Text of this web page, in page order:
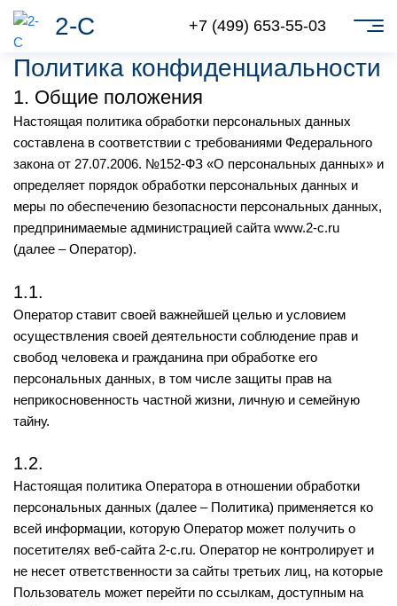
2-С +7 (499) 653-55-03
Политика конфиденциальности
1. Общие положения
Настоящая политика обработки персональных данных
составлена в соответствии с требованиями Федерального
закона от 27.07.2006. №152-ФЗ «О персональных данных» и
определяет порядок обработки персональных данных и
меры по обеспечению безопасности персональных данных,
предпринимаемые администрацией сайта www.2-с.ru
(далее – Оператор).
1.1.
Оператор ставит своей важнейшей целью и условием
осуществления своей деятельности соблюдение прав и
свобод человека и гражданина при обработке его
персональных данных, в том числе защиты прав на
неприкосновенность частной жизни, личную и семейную
тайну.
1.2.
Настоящая политика Оператора в отношении обработки
персональных данных (далее – Политика) применяется ко
всей информации, которую Оператор может получить о
посетителях веб-сайта 2-с.ru. Оператор не контролирует и
не несет ответственности за сайты третьих лиц, на которые
Пользователь может перейти по ссылкам, доступным на